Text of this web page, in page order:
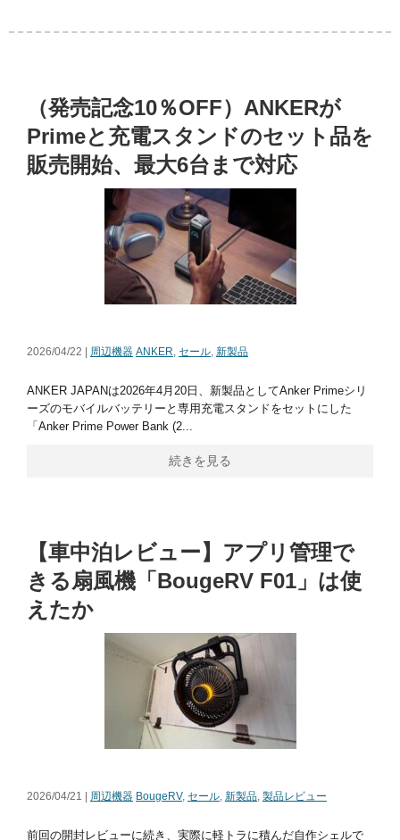
（発売記念10％OFF）ANKERが
Primeと充電スタンドのセット品を
販売開始、最大6台まで対応
2026/04/22 | 周辺機器 ANKER, セール, 新製品
ANKER JAPANは2026年4月20日、新製品としてAnker Primeシリ
ーズのモバイルバッテリーと専用充電スタンドをセットにした
「Anker Prime Power Bank (2...
続きを見る
【車中泊レビュー】アプリ管理で
きる扇風機「BougeRV F01」は使
えたか
2026/04/21 | 周辺機器 BougeRV, セール, 新製品, 製品レビュー
前回の開封レビューに続き、実際に軽トラに積んだ自作シェルで